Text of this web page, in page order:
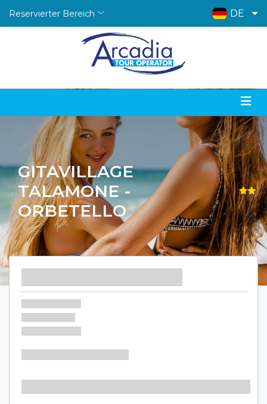
Reservierter Bereich DE
GITAVILLAGE
TALAMONE -
ORBETELLO